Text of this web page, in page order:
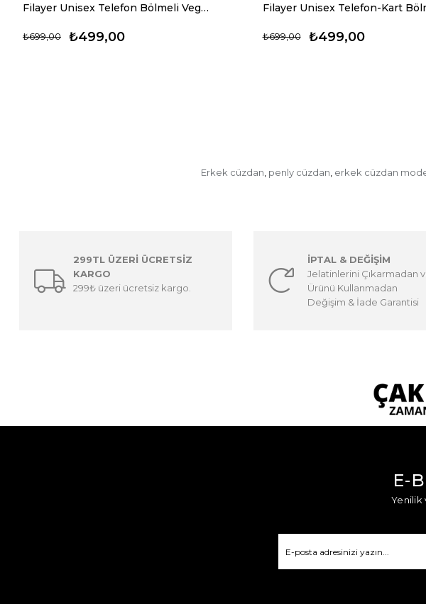
Filayer Unisex Telefon Bölmeli Vegan Deri Cüzdan
₺499,00
₺699,00 ₺499,00
₺699,00
Erkek cüzdan, penly cüzdan, erkek cüzdan
299TL ÜZERİ ÜCRETSİZ
KARGO
299₺ üzeri ücretsiz kargo.
İPTAL & DEĞİŞİM
Jelatinlerini Çıkarmadan
Ürünü Kullanmadan
Değişim & İade Garantisi
E-
Yenilik